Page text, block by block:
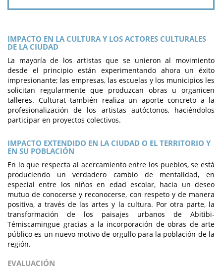
IMPACTO EN LA CULTURA Y LOS ACTORES CULTURALES
DE LA CIUDAD
La mayoría de los artistas que se unieron al movimiento
desde el principio están experimentando ahora un éxito
impresionante; las empresas, las escuelas y los municipios les
solicitan regularmente que produzcan obras u organicen
talleres. Culturat también realiza un aporte concreto a la
profesionalización de los artistas autóctonos, haciéndolos
participar en proyectos colectivos.
IMPACTO EXTENDIDO EN LA CIUDAD O EL TERRITORIO Y
EN SU POBLACIÓN
En lo que respecta al acercamiento entre los pueblos, se está
produciendo un verdadero cambio de mentalidad, en
especial entre los niños en edad escolar, hacia un deseo
mutuo de conocerse y reconocerse, con respeto y de manera
positiva, a través de las artes y la cultura. Por otra parte, la
transformación de los paisajes urbanos de Abitibi-
Témiscamingue gracias a la incorporación de obras de arte
público es un nuevo motivo de orgullo para la población de la
región.
EVALUACIÓN